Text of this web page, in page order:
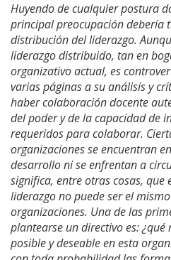
Huyendo de cualquier postura
principal preocupación debería
distribución del liderazgo.
liderazgo distribuido, tan en
organizativo actual, es
varias páginas a su análisis y
haber colaboración docente
del poder y de la capacidad de
requeridos para colaborar.
organizaciones se encuentran
desarrollo ni se enfrentan a
significa, entre otras cosas,
liderazgo no puede ser el
organizaciones. Una de las
plantearse un directivo es:
posible y deseable en esta